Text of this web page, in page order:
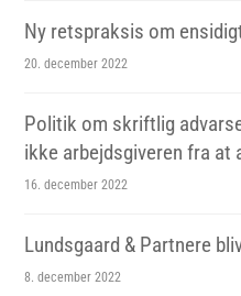
Ny retspraksis om
20. december 2022
Politik om skriftlig
ikke arbejdsgiveren fra at
16. december 2022
Lundsgaard & Partnere
8. december 2022